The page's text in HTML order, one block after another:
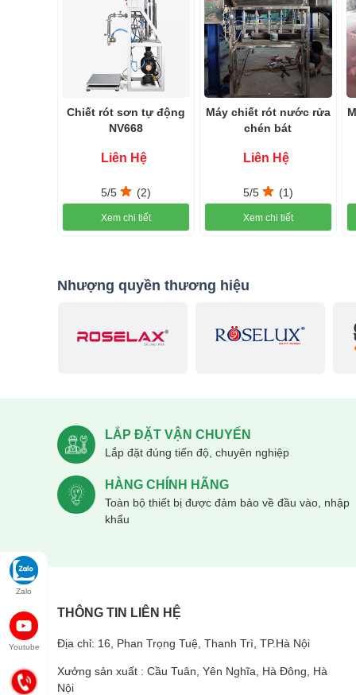
và nhỏ giọt ra bên ngoài. Chính nhờ đặc điểm này máy
đổi nguyên liệu nhanh chóng nếu cần.
Máy được làm từ chất liệu inox cao cấp, thép không gỉ
sử dụng với những chất liệu này, nên máy có thể được sử
mà không lo bị hư hại.
những thao tác nhanh gọn mà không cần phải giám sát.
Khả năng định lượng nguyên liệu
Máy chiết rót nước giặt là dòng máy tự động, tiền thân
giặt khi được chiết rót bằng máy đều có khả năng định
Chiết rót sơn tự động
NV668
Liên Hệ
5/5 (2)
Xem chi tiết
Máy chiết rót nước rửa
chén bát
Liên Hệ
5/5 (1)
Xem chi tiết
Nhượng quyền thương hiệu
LẮP ĐẶT VẬN CHUYỂN
Lắp đặt đúng tiến độ, chuyên nghiệp
HÀNG CHÍNH HÃNG
Toàn bộ thiết bị được đảm bảo về đầu vào, nhập
khẩu
THÔNG TIN LIÊN HỆ
Địa chỉ: 16, Phan Trọng Tuệ, Thanh Trì, TP.Hà Nội
Xưởng sản xuất : Cầu Tuân, Yên Nghĩa, Hà Đông, Hà
Nội
Zalo
Youtube